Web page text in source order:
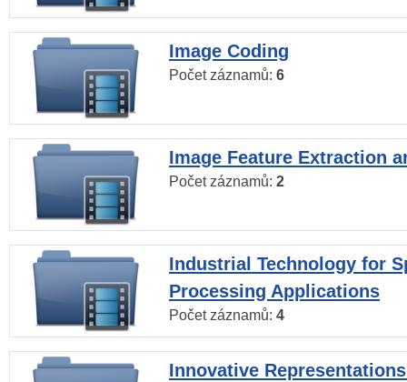
Image Coding
Počet záznamů: 6
Image Feature Extraction
Počet záznamů: 2
Industrial Technology for
Processing Applications
Počet záznamů: 4
Innovative